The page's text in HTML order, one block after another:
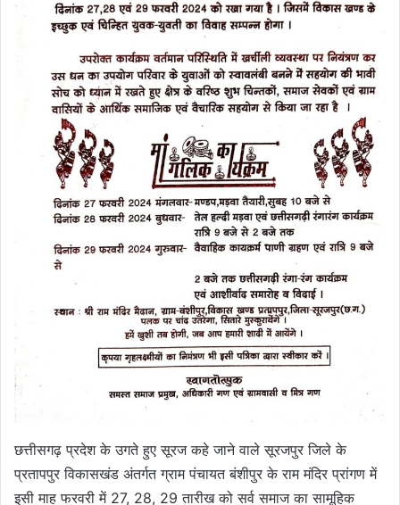
छत्तीसगढ़ प्रदेश के उगते हुए सूरज कहे जाने वाले सूरजपुर जिले के
प्रतापपुर विकासखंड अंतर्गत ग्राम पंचायत बंशीपुर के राम मंदिर प्रांगण में
इसी माह फरवरी में 27, 28, 29 तारीख को सर्व समाज का सामूहिक